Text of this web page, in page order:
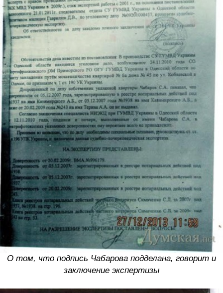
О том, что подпись Чабарова подделана, говорит и
заключение экспертизы